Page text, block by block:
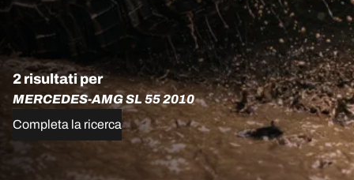
2 risultati per
MERCEDES-AMG SL 55 2010
Completa la ricerca